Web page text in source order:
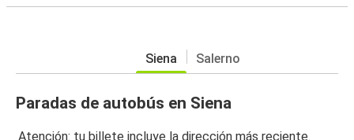
Siena Salerno
Paradas de autobús en Siena
Atención: tu billete incluye la dirección más reciente.